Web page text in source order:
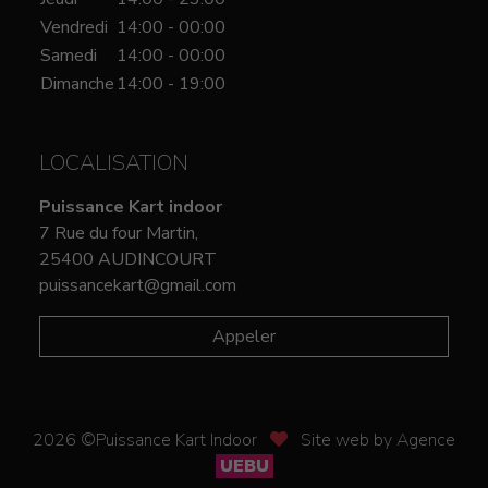
Vendredi 14:00 - 00:00
Samedi
14:00 - 00:00
Dimanche 14:00 - 19:00
LOCALISATION
Puissance Kart indoor
7 Rue du four Martin,
25400 AUDINCOURT
puissancekart@gmail.com
Appeler
2026 ©Puissance Kart Indoor
Site web by Agence
UEBU